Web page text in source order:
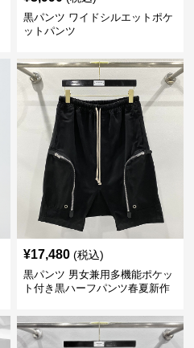
黒パンツ ワイドシルエットポケ
ットパンツ
¥17,480 (税込)
黒パンツ 男女兼用多機能ポケッ
ト付き黒ハーフパンツ春夏新作